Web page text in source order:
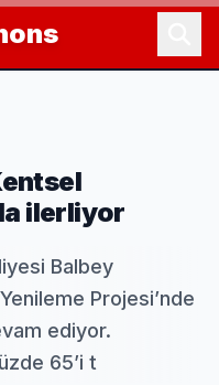
ilerliyor
Balbey
Projesi’nde
ediyor.
65’i t